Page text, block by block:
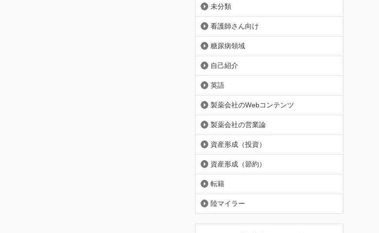
未分類
看護師さん向け
糖尿病領域
自己紹介
英語
製薬会社のWebコンテンツ
製薬会社の営業論
資産形成（投資）
資産形成（節約）
転籍
陸マイラー